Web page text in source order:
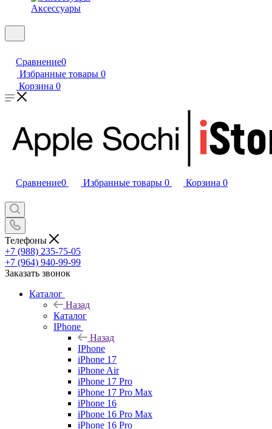
Аксессуары
Сравнение0
Избранные товары 0
Корзина 0
Сравнение0 Избранные товары 0 Корзина 0
Телефоны
+7 (988) 235-75-05
+7 (964) 940-99-99
Заказать звонок
Каталог
Назад
Каталог
IPhone
Назад
IPhone
iPhone 17
iPhone Air
iPhone 17 Pro
iPhone 17 Pro Max
iPhone 16
iPhone 16 Pro Max
iPhone 16 Pro